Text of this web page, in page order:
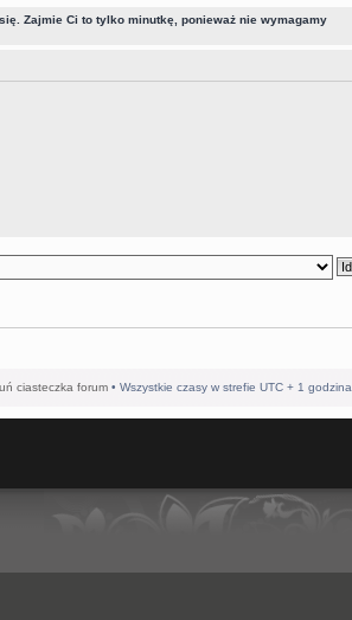
Zajmie Ci to tylko minutkę, ponieważ nie wymagamy
ciasteczka forum • Wszystkie czasy w strefie UTC + 1 godzina